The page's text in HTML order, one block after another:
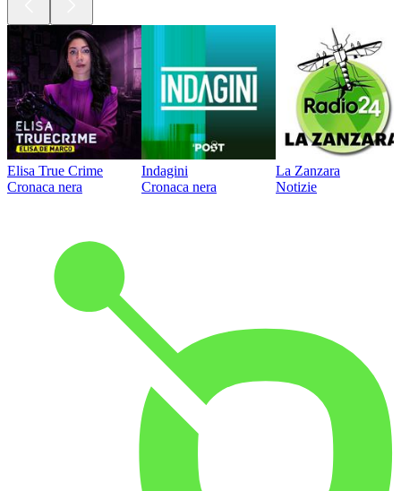
Elisa True Crime
Cronaca nera
Indagini
Cronaca nera
La Zanzara
Notizie